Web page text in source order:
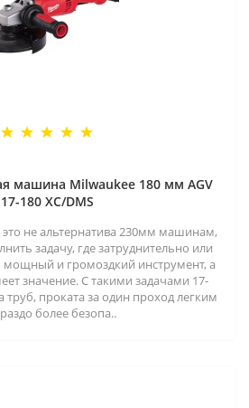
машина Milwaukee 180 мм AGV
17-180 XC/DMS
не альтернатива 230мм машинам,
задачу, где затруднительно или
мощный и громоздкий инструмент, а
значение. С такими задачами 17-
труб, проката за один проход легким
более безопа..